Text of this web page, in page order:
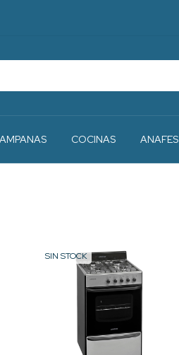
COCINAS ANAFES
SIN STOCK